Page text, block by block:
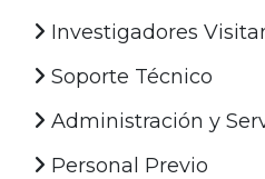
Investigadores
Soporte Técnico
Administración y
Personal Previo